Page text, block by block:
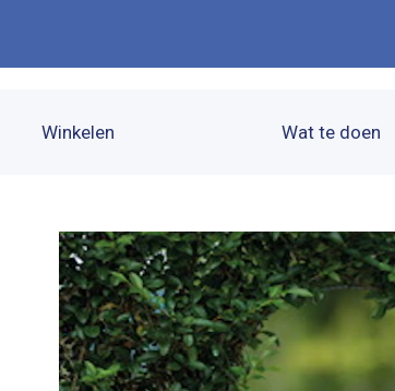
Winkelen Wat te doen